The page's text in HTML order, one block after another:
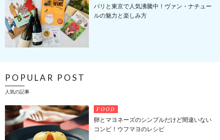
パリと東京で人気沸騰中！ヴァン・ナチュー
ルの魅力と楽しみ方
POPULAR POST
人気の記事
FOOD
卵とマヨネーズのシンプルだけど間違いない
コンビ！ウフマヨのレシピ